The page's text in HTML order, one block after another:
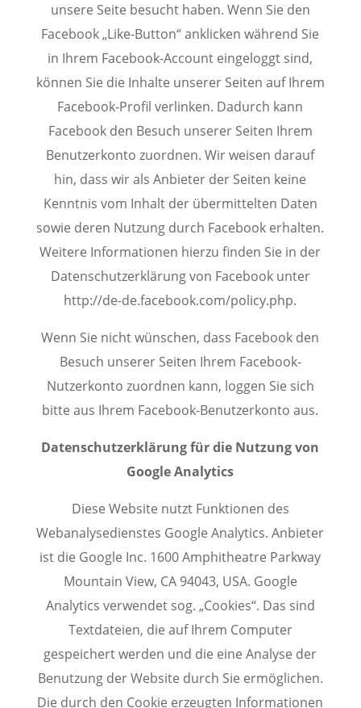
unsere Seite besucht haben. Wenn Sie den
Facebook „Like-Button“ anklicken während Sie
in Ihrem Facebook-Account eingeloggt sind,
können Sie die Inhalte unserer Seiten auf Ihrem
Facebook-Profil verlinken. Dadurch kann
Facebook den Besuch unserer Seiten Ihrem
Benutzerkonto zuordnen. Wir weisen darauf
hin, dass wir als Anbieter der Seiten keine
Kenntnis vom Inhalt der übermittelten Daten
sowie deren Nutzung durch Facebook erhalten.
Weitere Informationen hierzu finden Sie in der
Datenschutzerklärung von Facebook unter
http://de-de.facebook.com/policy.php.
Wenn Sie nicht wünschen, dass Facebook den
Besuch unserer Seiten Ihrem Facebook-
Nutzerkonto zuordnen kann, loggen Sie sich
bitte aus Ihrem Facebook-Benutzerkonto aus.
Datenschutzerklärung für die Nutzung von
Google Analytics
Diese Website nutzt Funktionen des
Webanalysedienstes Google Analytics. Anbieter
ist die Google Inc. 1600 Amphitheatre Parkway
Mountain View, CA 94043, USA. Google
Analytics verwendet sog. „Cookies“. Das sind
Textdateien, die auf Ihrem Computer
gespeichert werden und die eine Analyse der
Benutzung der Website durch Sie ermöglichen.
Die durch den Cookie erzeugten Informationen